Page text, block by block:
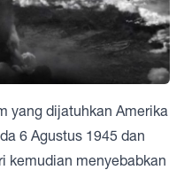
yang dijatuhkan Amerika
6 Agustus 1945 dan
kemudian menyebabkan